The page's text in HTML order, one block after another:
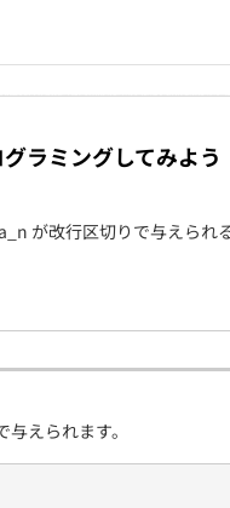
学校
契約
ラミングしてみよう
が改行区切りで与えら
えられます。